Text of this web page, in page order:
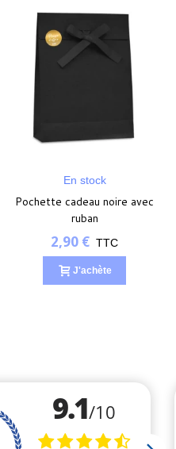
En stock
Pochette cadeau noire avec
ruban
2,90 € TTC
J'achète